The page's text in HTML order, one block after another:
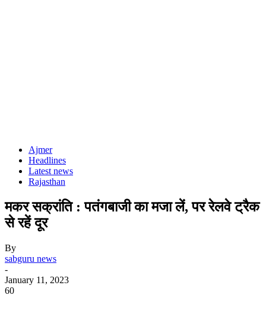
Ajmer
Headlines
Latest news
Rajasthan
मकर सक्रांति : पतंगबाजी का मजा लें, पर रेलवे ट्रैक
से रहें दूर
By
sabguru news
-
January 11, 2023
60